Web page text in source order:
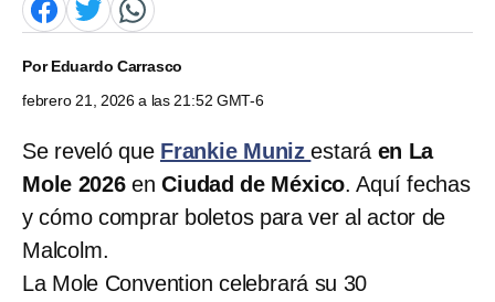
PorEduardo Carrasco
febrero 21, 2026 a las 21:52 GMT-6
Se reveló que Frankie Muniz estará en La
Mole 2026enCiudad de México. Aquí fechas
y cómo comprar boletos para ver al actor de
Malcolm.
La Mole Convention celebrará su 30